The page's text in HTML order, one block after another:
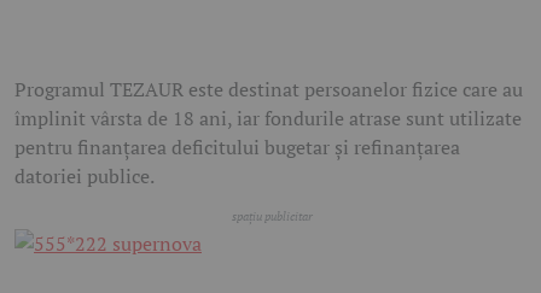
Programul TEZAUR este destinat persoanelor fizice care au
împlinit vârsta de 18 ani, iar fondurile atrase sunt utilizate
pentru finanțarea deficitului bugetar și refinanțarea
datoriei publice.